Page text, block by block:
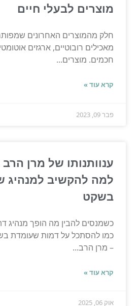
מוצרים לבעלי חיים
חלק מהמוצרים האחרונים
מאכילים רובוטיים, ארגזים
חכמים. מוצרים...
קרא עוד »
פבר 09, 2023
ענוותנותו של מרן הרב
למה להקשיב למנהיג
בשקט
כשמנסים להבין מה הופך מנהיג
כמו להסתכל על דמות שעומדת
– מרן הרב...
קרא עוד »
אוק 06, 2025